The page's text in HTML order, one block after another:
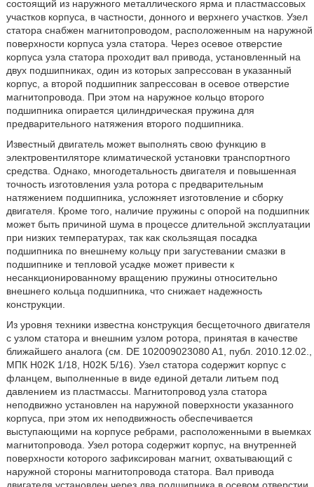
состоящий из наружного металлического ярма и пластмассовых
участков корпуса, в частности, донного и верхнего участков. Узел
статора снабжен магнитопроводом, расположенным на наружной
поверхности корпуса узла статора. Через осевое отверстие
корпуса узла статора проходит вал привода, установленный на
двух подшипниках, один из которых запрессован в указанный
корпус, а второй подшипник запрессован в осевое отверстие
магнитопровода. При этом на наружное кольцо второго
подшипника опирается цилиндрическая пружина для
предварительного натяжения второго подшипника.
Известный двигатель может выполнять свою функцию в
электровентиляторе климатической установки транспортного
средства. Однако, многодетальность двигателя и повышенная
точность изготовления узла ротора с предварительным
натяжением подшипника, усложняет изготовление и сборку
двигателя. Кроме того, наличие пружины с опорой на подшипник
может быть причиной шума в процессе длительной эксплуатации
при низких температурах, так как скользящая посадка
подшипника по внешнему кольцу при загустевании смазки в
подшипнике и тепловой усадке может привести к
несанкционированному вращению пружины относительно
внешнего кольца подшипника, что снижает надежность
конструкции.
Из уровня техники известна конструкция бесщеточного двигателя
с узлом статора и внешним узлом ротора, принятая в качестве
ближайшего аналога (см. DE 102009023080 A1, публ. 2010.12.02.,
МПК H02K 1/18, H02K 5/16). Узел статора содержит корпус с
фланцем, выполненные в виде единой детали литьем под
давлением из пластмассы. Магнитопровод узла статора
неподвижно установлен на наружной поверхности указанного
корпуса, при этом их неподвижность обеспечивается
выступающими на корпусе ребрами, расположенными в выемках
магнитопровода. Узел ротора содержит корпус, на внутренней
поверхности которого зафиксирован магнит, охватывающий с
наружной стороны магнитопровода статора. Вал привода